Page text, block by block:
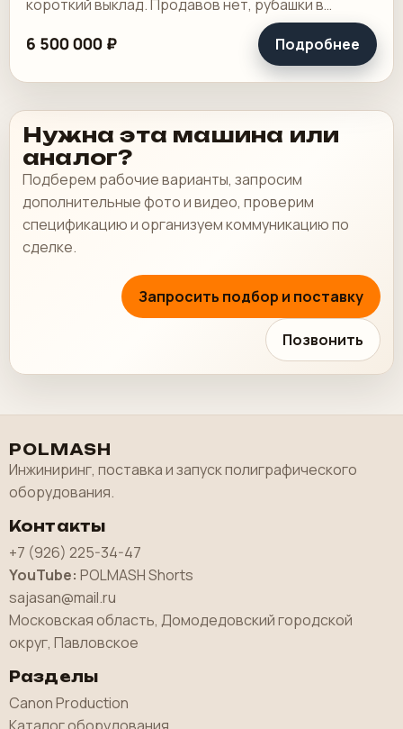
короткий выклад. Продавов нет, рубашки в
хорошем состоянии, таскалки и цепи в хорошем.
6 500 000 ₽ Подробнее
Нужна эта машина или
аналог?
Подберем рабочие варианты, запросим
дополнительные фото и видео, проверим
спецификацию и организуем коммуникацию по
сделке.
Запросить подбор и поставку
Позвонить
POLMASH
Инжиниринг, поставка и запуск полиграфического
оборудования.
Контакты
+7 (926) 225-34-47
YouTube: POLMASH Shorts
sajasan@mail.ru
Московская область, Домодедовский городской
округ, Павловское
Разделы
Canon Production